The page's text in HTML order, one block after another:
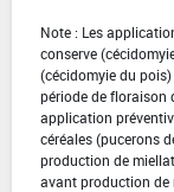
Note : Les
conserve
(cécidomyie du
période de floraison
application
céréales (pucerons
production de
avant production de